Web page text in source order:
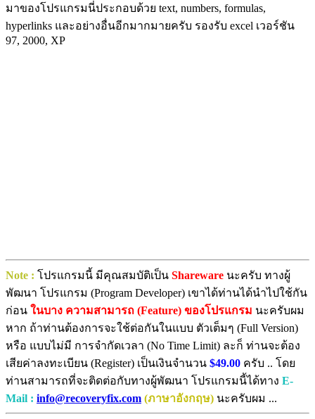
มาของโปรแกรมนี่ประกอบด้วย text, numbers, formulas,
hyperlinks และอย่างอื่นอีกมากมายครับ รองรับ excel เวอร์ชัน
97, 2000, XP
Note : โปรแกรมนี้ มีคุณสมบัติเป็น Shareware นะครับ ทางผู้
พัฒนา โปรแกรม (Program Developer) เขาได้ท่านได้นำไปใช้กัน
ก่อน ในบาง ความสามารถ (Feature) ของโปรแกรม นะครับผม
หาก ถ้าท่านต้องการจะใช้ต่อกันในแบบ ตัวเต็มๆ (Full Version)
หรือ แบบไม่มี การจำกัดเวลา (No Time Limit) ละก็ ท่านจะต้อง
เสียค่าลงทะเบียน (Register) เป็นเงินจำนวน $49.00 ครับ .. โดย
ท่านสามารถที่จะติดต่อกับทางผู้พัฒนา โปรแกรมนี้ได้ทาง E-
Mail : info@recoveryfix.com (ภาษาอังกฤษ) นะครับผม ...